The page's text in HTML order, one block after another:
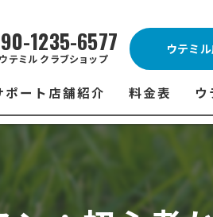
1235-6577
ウテミル クラブショップ
ウテミ
ポート店舗紹介
シミュレーションゴルフ Caddy
料金表
浦安駅前店